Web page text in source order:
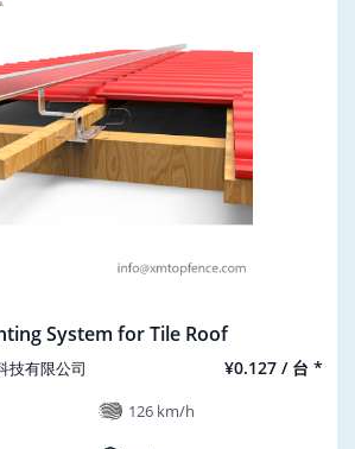
System for Tile Roof
技有限公司 ¥0.127 / 台 *
126 km/h